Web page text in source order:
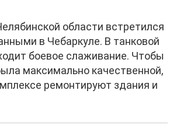
области встретился
в Чебаркуле. В танковой
боевое слаживание. Чтобы
максимально качественной,
ремонтируют здания и